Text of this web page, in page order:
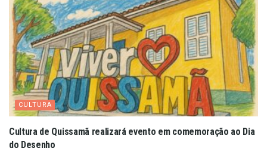
CULTURA
Cultura de Quissamã realizará evento em comemoração ao Dia
do Desenho